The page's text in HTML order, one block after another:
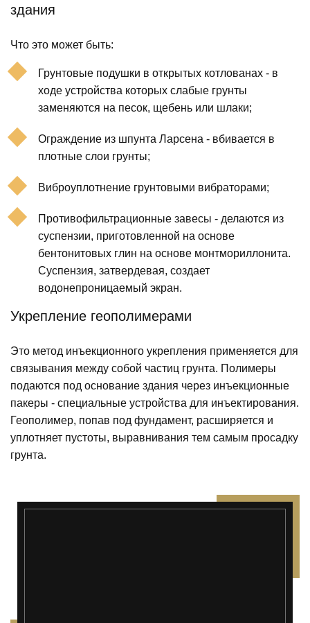
здания
Что это может быть:
Грунтовые подушки в открытых котлованах - в
ходе устройства которых слабые грунты
заменяются на песок, щебень или шлаки;
Ограждение из шпунта Ларсена - вбивается в
плотные слои грунты;
Виброуплотнение грунтовыми вибраторами;
Противофильтрационные завесы - делаются из
суспензии, приготовленной на основе
бентонитовых глин на основе монтмориллонита.
Суспензия, затвердевая, создает
водонепроницаемый экран.
Укрепление геополимерами
Это метод инъекционного укрепления применяется для
связывания между собой частиц грунта. Полимеры
подаются под основание здания через инъекционные
пакеры - специальные устройства для инъектирования.
Геополимер, попав под фундамент, расширяется и
уплотняет пустоты, выравнивания тем самым просадку
грунта.